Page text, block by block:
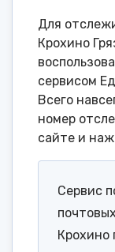
Для
Крохино
сервисом
Всего
номер
сайте и
Сервис
Крохино